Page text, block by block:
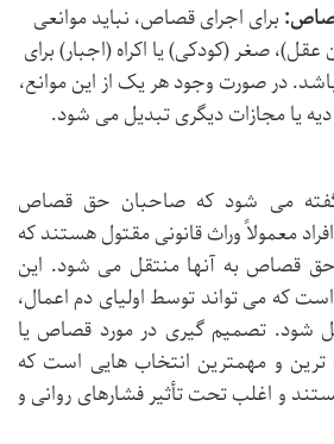
برای اجرای قصاص، نباید موانعی
صغر (کودکی) یا اکراه (اجبار) برای
در صورت وجود هر یک از این موانع،
یا مجازات دیگری تبدیل می شود.
می شود که صاحبان حق قصاص
معمولاً وراث قانونی مقتول هستند که
قصاص به آنها منتقل می شود. این
می تواند توسط اولیای دم اعمال،
شود. تصمیم گیری در مورد قصاص یا
و مهمترین انتخاب هایی است که
و اغلب تحت تأثیر فشارهای روانی و